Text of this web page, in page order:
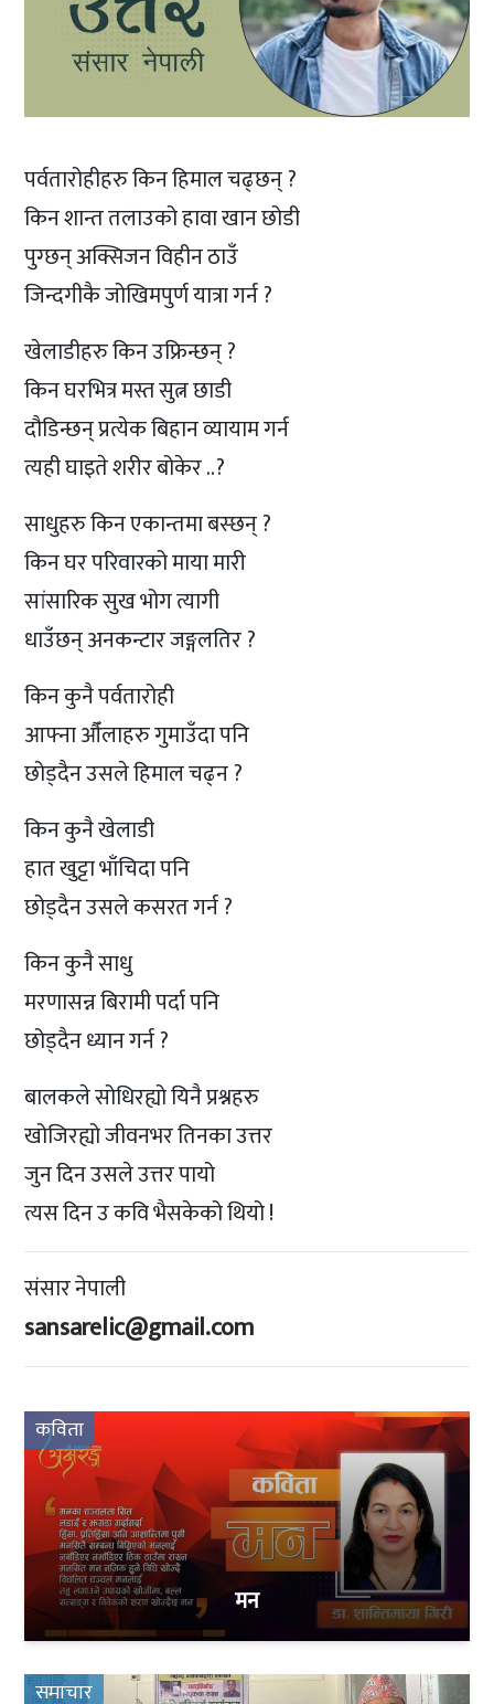
पर्वतारोहीहरु किन हिमाल चढ्छन् ?
किन शान्त तलाउको हावा खान छोडी
पुग्छन् अक्सिजन विहीन ठाउँ
जिन्दगीकै जोखिमपुर्ण यात्रा गर्न ?
खेलाडीहरु किन उफ्रिन्छन् ?
किन घरभित्र मस्त सुत्न छाडी
दौडिन्छन् प्रत्येक बिहान व्यायाम गर्न
त्यही घाइते शरीर बोकेर ..?
साधुहरु किन एकान्तमा बस्छन् ?
किन घर परिवारको माया मारी
सांसारिक सुख भोग त्यागी
धाउँछन् अनकन्टार जङ्गलतिर ?
किन कुनै पर्वतारोही
आफ्ना औँलाहरु गुमाउँदा पनि
छोड्दैन उसले हिमाल चढ्न ?
किन कुनै खेलाडी
हात खुट्टा भाँचिदा पनि
छोड्दैन उसले कसरत गर्न ?
किन कुनै साधु
मरणासन्न बिरामी पर्दा पनि
छोड्दैन ध्यान गर्न ?
बालकले सोधिरह्यो यिनै प्रश्नहरु
खोजिरह्यो जीवनभर तिनका उत्तर
जुन दिन उसले उत्तर पायो
त्यस दिन उ कवि भैसकेको थियो !
संसार नेपाली
sansarelic@gmail.com
कविता
मन
समाचार